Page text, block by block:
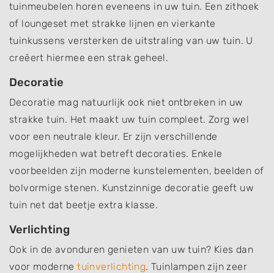
tuinmeubelen horen eveneens in uw tuin. Een zithoek
of loungeset met strakke lijnen en vierkante
tuinkussens versterken de uitstraling van uw tuin. U
creëert hiermee een strak geheel.
Decoratie
Decoratie mag natuurlijk ook niet ontbreken in uw
strakke tuin. Het maakt uw tuin compleet. Zorg wel
voor een neutrale kleur. Er zijn verschillende
mogelijkheden wat betreft decoraties. Enkele
voorbeelden zijn moderne kunstelementen, beelden of
bolvormige stenen. Kunstzinnige decoratie geeft uw
tuin net dat beetje extra klasse.
Verlichting
Ook in de avonduren genieten van uw tuin? Kies dan
voor modernetuinverlichting. Tuinlampen zijn zeer